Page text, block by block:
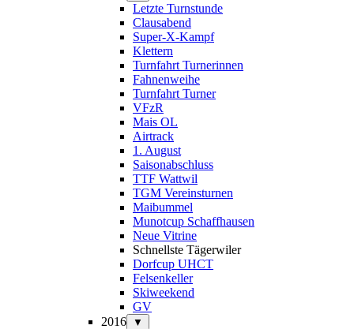
Letzte Turnstunde
Clausabend
Super-X-Kampf
Klettern
Turnfahrt Turnerinnen
Fahnenweihe
Turnfahrt Turner
VFzR
Mais OL
Airtrack
1. August
Saisonabschluss
TTF Wattwil
TGM Vereinsturnen
Maibummel
Munotcup Schaffhausen
Neue Vitrine
Schnellste Tägerwiler
Dorfcup UHCT
Felsenkeller
Skiweekend
GV
2016
▼